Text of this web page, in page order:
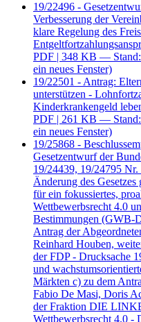
19/22496 -
Verbesserung der
klare Regelung des
PDF | 348 KB —
ein neues Fenster)
19/22501 - Antrag:
unterstützen -
Kinderkrankengeld
PDF | 261 KB —
ein neues Fenster)
19/25868 -
Gesetzentwurf der
19/24439, 19/24795
Änderung des Gesetzes
für ein fokussiertes,
Wettbewerbsrecht 4.0
Bestimmungen (GWB-
Antrag der
Reinhard Houben,
der FDP - Drucksache
und
Märkten c) zu dem
Fabio De Masi, Doris
der Fraktion DIE
Wettbewerbsrecht 4.0 -